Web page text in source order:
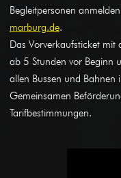
Begleitpersonen
marburg.de.
Das Vorverkaufsticket mit
ab 5 Stunden vor Beginn
allen Bussen und
Gemeinsamen
Tarifbestimmungen.